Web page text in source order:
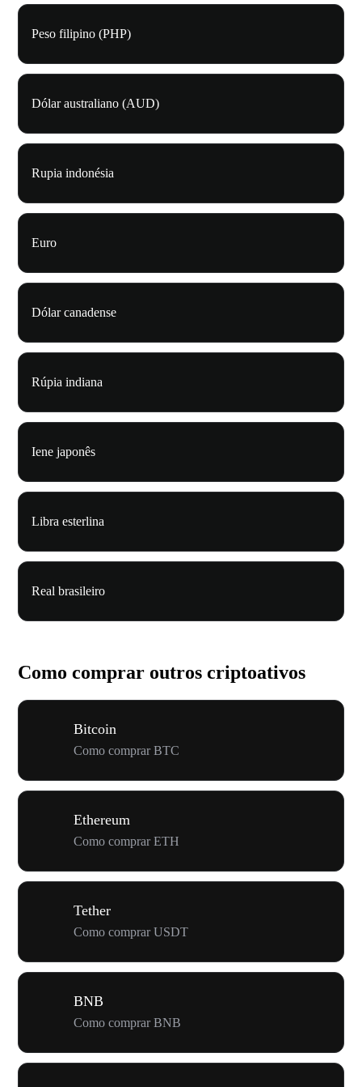
Peso filipino (PHP)
Dólar australiano (AUD)
Rupia indonésia
Euro
Dólar canadense
Rúpia indiana
Iene japonês
Libra esterlina
Real brasileiro
Como comprar outros criptoativos
Bitcoin
Como comprar BTC
Ethereum
Como comprar ETH
Tether
Como comprar USDT
BNB
Como comprar BNB